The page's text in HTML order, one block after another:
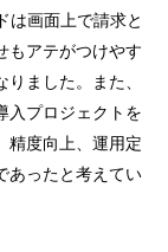
は画面上で請求と
もアテがつけやす
ました。また、
入プロジェクトを
精度向上、運用定
あったと考えてい